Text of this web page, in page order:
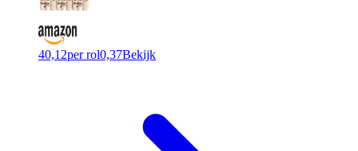
40,12per rol0,37Bekijk